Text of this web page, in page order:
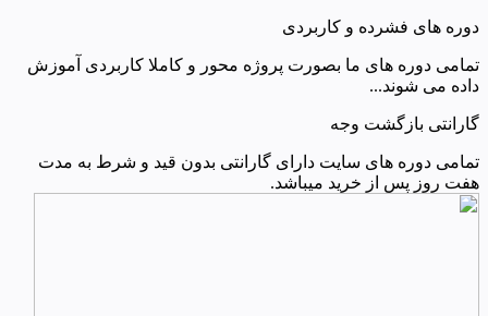
دوره های فشرده و کاربردی
تمامی دوره های ما بصورت پروژه محور و کاملا کاربردی آموزش
داده می شوند...
گارانتی بازگشت وجه
تمامی دوره های سایت دارای گارانتی بدون قید و شرط به مدت
هفت روز پس از خرید میباشد.